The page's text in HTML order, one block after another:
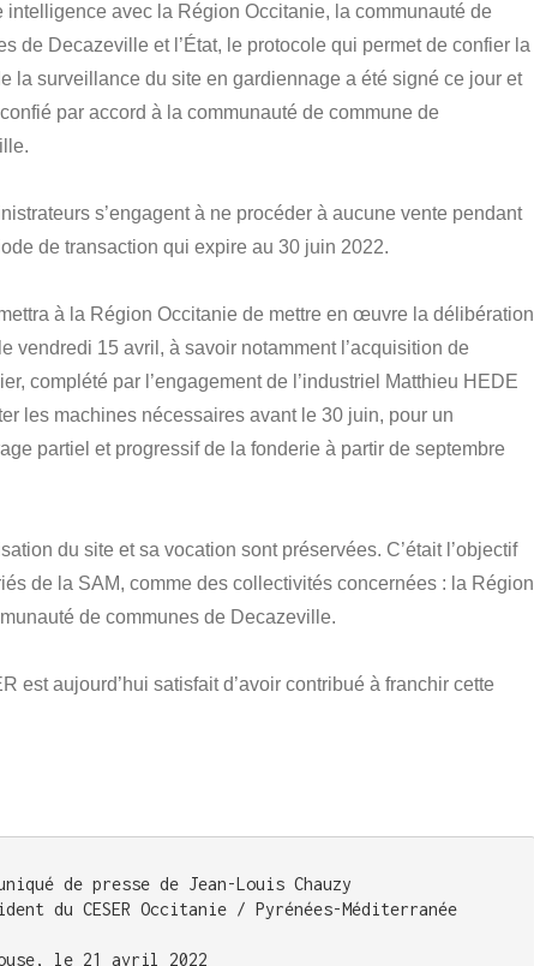
intelligence avec la Région Occitanie, la communauté de
de Decazeville et l’État, le protocole qui permet de confier la
la surveillance du site en gardiennage a été signé ce jour et
par accord à la communauté de commune de
s’engagent à ne procéder à aucune vente pendant
de transaction qui expire au 30 juin 2022.
à la Région Occitanie de mettre en œuvre la délibération
vendredi 15 avril, à savoir notamment l’acquisition de
complété par l’engagement de l’industriel Matthieu HEDE
les machines nécessaires avant le 30 juin, pour un
partiel et progressif de la fonderie à partir de septembre
du site et sa vocation sont préservées. C’était l’objectif
de la SAM, comme des collectivités concernées : la Région
de communes de Decazeville.
est aujourd’hui satisfait d’avoir contribué à franchir cette
de presse de Jean-Louis Chauzy
du CESER Occitanie / Pyrénées-Méditerranée
le 21 avril 2022